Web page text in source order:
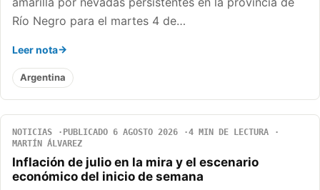
Río Negro para el martes 4 de…
Leer nota
Argentina
NOTICIAS PUBLICADO 6 AGOSTO 2026
4 MIN DE LECTURA
MARTÍN ÁLVAREZ
Inflación de julio en la mira y el escenario
económico del inicio de semana